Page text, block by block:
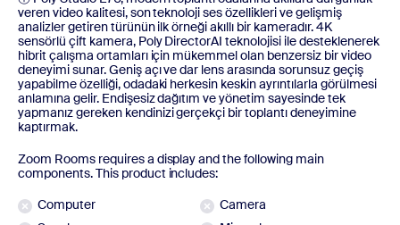
veren video kalitesi, son teknoloji ses özellikleri ve gelişmiş
analizler getiren türünün ilk örneği akıllı bir kameradır. 4K
sensörlü çift kamera, Poly DirectorAI teknolojisi ile desteklenerek
hibrit çalışma ortamları için mükemmel olan benzersiz bir video
deneyimi sunar. Geniş açı ve dar lens arasında sorunsuz geçiş
yapabilme özelliği, odadaki herkesin keskin ayrıntılarla görülmesi
anlamına gelir. Endişesiz dağıtım ve yönetim sayesinde tek
yapmanız gereken kendinizi gerçekçi bir toplantı deneyimine
kaptırmak.
Zoom Rooms requires a display and the following main
components. This product includes:
Computer
Camera